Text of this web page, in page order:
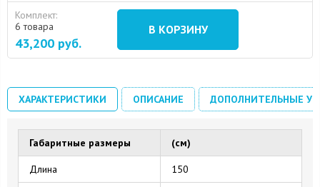
Комплект:
6 товара
43,200 руб.
В КОРЗИНУ
ХАРАКТЕРИСТИКИ ОПИСАНИЕ ДОПОЛНИТЕЛЬНЫЕ
Габаритные размеры (см)
Длина 150